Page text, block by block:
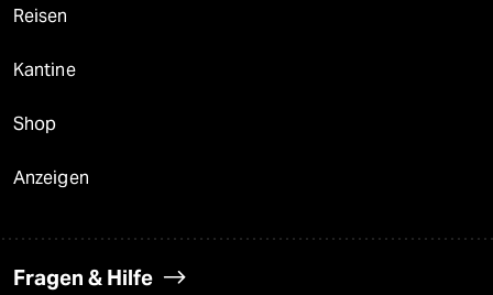
Reisen
Kantine
Shop
Anzeigen
Fragen & Hilfe